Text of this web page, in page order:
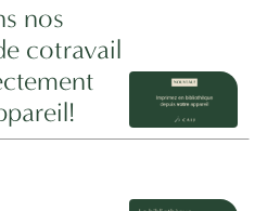
nos
cotravail